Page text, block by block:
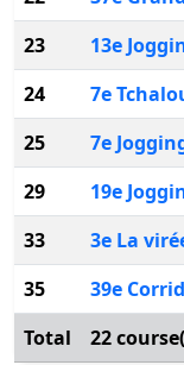
23
13e
24
7e
25
7e
29
19e
33
3e La
35
39e
Total
22